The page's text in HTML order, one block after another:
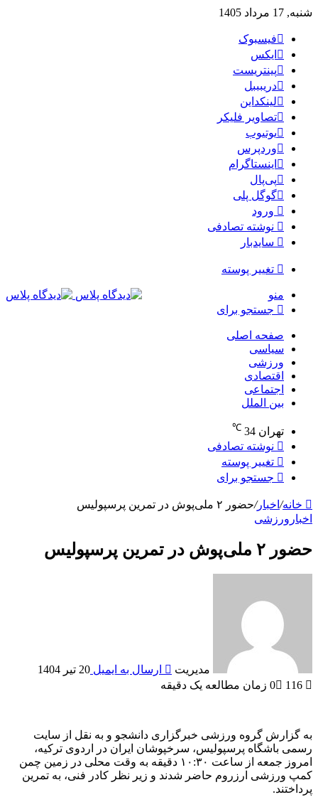
شنبه, 17 مرداد 1405
فیسبوک
ایکس
پینتریست
دریبببل
لینکداین
تصاویر فلیکر
یوتیوب
وردپرس
اینستاگرام
پی‌پال
گوگل پلی
ورود
نوشته تصادفی
سایدبار
تغییر پوسته
منو
جستجو برای
صفحه اصلی
سیاسی
ورزشی
اقتصادی
اجتماعی
بین الملل
تهران 34
℃
نوشته تصادفی
تغییر پوسته
جستجو برای
خانه/ اخبار/حضور ۲ ملی‌پوش در تمرین پرسپولیس
اخبار ورزشی
حضور ۲ ملی‌پوش در تمرین پرسپولیس
مدیریت ارسال به ایمیل 20 تیر 1404
0
116 زمان مطالعه یک دقیقه
به گزارش گروه ورزشی خبرگزاری دانشجو و به نقل از سایت
رسمی باشگاه پرسپولیس، سرخپوشان ایران در اردوی ترکیه،
امروز جمعه از ساعت ۱۰:۳۰ دقیقه به وقت محلی در زمین چمن
کمپ ورزشی ارزروم حاضر شدند و زیر نظر کادر فنی، به تمرین
پرداختند.